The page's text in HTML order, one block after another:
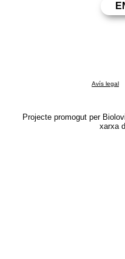
Avís legal
Projecte promogut per
xarxa